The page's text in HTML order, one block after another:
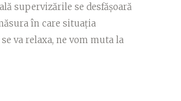
supervizările se desfășoară
în care situația
va relaxa, ne vom muta la